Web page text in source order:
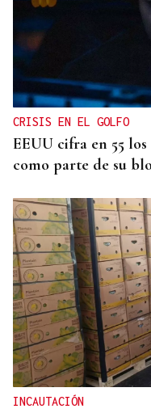
CRISIS EN EL GOLFO
EEUU cifra en 55
como parte de su
INCAUTACIÓN